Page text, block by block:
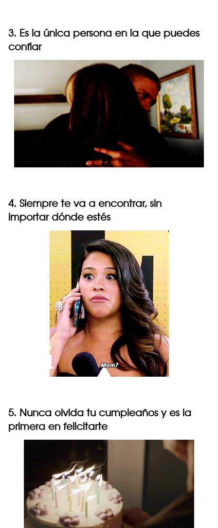
3. Es la única persona en la que puedes
confiar
4. Siempre te va a encontrar, sin
importar dónde estés
5. Nunca olvida tu cumpleaños y es la
primera en felicitarte